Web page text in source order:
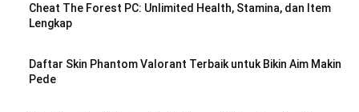
Cheat The Forest PC: Unlimited Health, Stamina, dan Item
Lengkap
Daftar Skin Phantom Valorant Terbaik untuk Bikin Aim Makin
Pede